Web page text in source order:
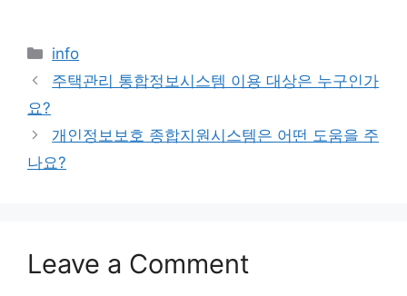
Categories
info
주택관리 통합정보시스템 이용 대상은 누구인가
요?
개인정보보호 종합지원시스템은 어떤 도움을 주
나요?
Leave a Comment